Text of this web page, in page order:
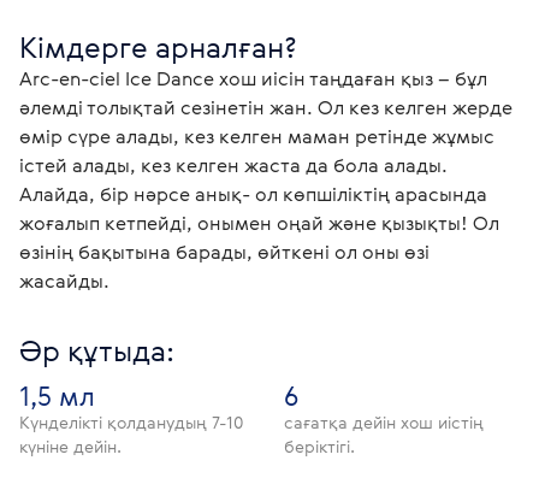
Кімдерге арналған?
Arc-en-ciel Ice Dance хош иісін таңдаған қыз – бұл
әлемді толықтай сезінетін жан. Ол кез келген жерде
өмір сүре алады, кез келген маман ретінде жұмыс
істей алады, кез келген жаста да бола алады.
Алайда, бір нәрсе анық- ол көпшіліктің арасында
жоғалып кетпейді, онымен оңай және қызықты! Ол
өзінің бақытына барады, өйткені ол оны өзі
жасайды.
Әр құтыда:
1,5 мл
Күнделікті қолданудың 7-10
күніне дейін.
6
сағатқа дейін хош иістің
беріктігі.